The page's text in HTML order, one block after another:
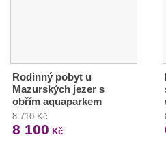
Rodinný pobyt u
Mazurských jezer s
obřím aquaparkem
8 710 Kč
8 100 Kč